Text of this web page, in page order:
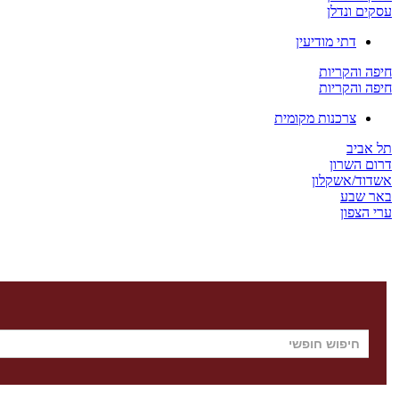
עסקים ונדלן
דתי מודיעין
חיפה והקריות
חיפה והקריות
צרכנות מקומית
תל אביב
דרום השרון
אשדוד/אשקלון
באר שבע
ערי הצפון